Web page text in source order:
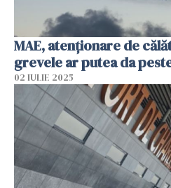
MAE, atenţionare de
grevele ar putea da
02 IULIE 2025